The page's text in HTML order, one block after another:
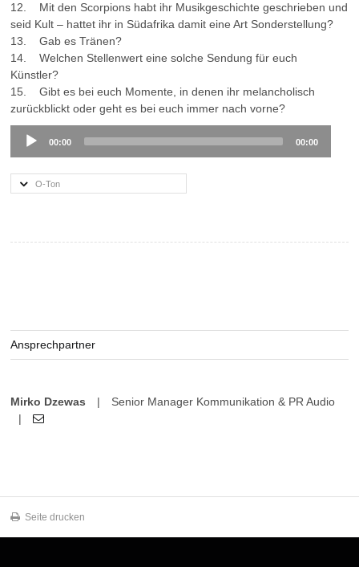
12. Mit den Scorpions habt ihr Musikgeschichte geschrieben und
seid Kult – hattet ihr in Südafrika damit eine Art Sonderstellung?
13. Gab es Tränen?
14. Welchen Stellenwert eine solche Sendung für euch
Künstler?
15. Gibt es bei euch Momente, in denen ihr melancholisch
zurückblickt oder geht es bei euch immer nach vorne?
Audio
Player
00:00 00:00
O-Ton
Ansprechpartner
Mirko Dzewas |
Senior Manager Kommunikation & PR Audio
|
Seite drucken